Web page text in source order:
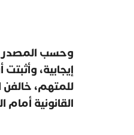
وحسب المصدر
إيجابية،
للمتهم، خالفن
القانونية